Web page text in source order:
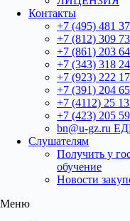
Контакты
+7 (495) 481
+7 (812) 309
+7 (861) 203
+7 (343) 318
+7 (923) 222
+7 (391) 204
+7 (4112) 25
+7 (423) 205
bn@u-gz.ru
Слушателям
Получить у
обучение
Новости
Меню